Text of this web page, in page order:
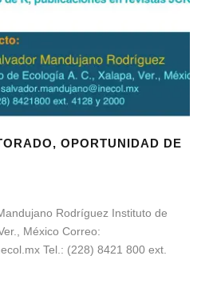
OPORTUNIDAD DE
Rodríguez Instituto de
México Correo:
Tel.: (228) 8421 800 ext.